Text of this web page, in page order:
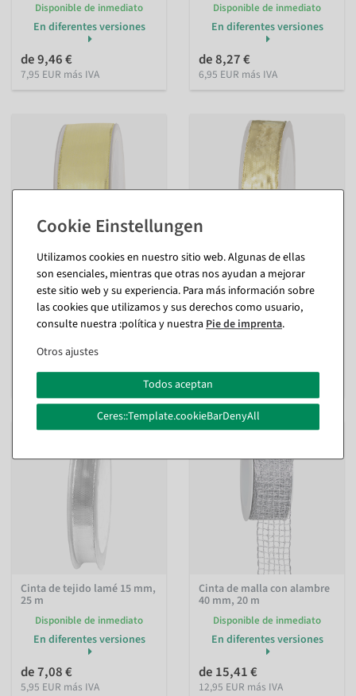
Disponible de inmediato
En diferentes versiones
de 9,46 €
7,95 EUR más IVA
Disponible de inmediato
En diferentes versiones
de 8,27 €
6,95 EUR más IVA
Cinta de tejido lamé 40 mm,
25 m
Disponible de inmediato
En diferentes versiones
Cinta de tejido lamé 25 mm,
25 m
Disponible de inmediato
En diferentes versiones
6,95 EUR más IVA
Cinta de tejido lamé 15 mm,
25 m
Disponible de inmediato
En diferentes versiones
de 7,08 €
5,95 EUR más IVA
Cinta de malla con alambre
40 mm, 20 m
Disponible de inmediato
En diferentes versiones
de 15,41 €
12,95 EUR más IVA
Utilizamos cookies en nuestro sitio web. Algunas de ellas
son esenciales, mientras que otras nos ayudan a mejorar
este sitio web y su experiencia. Para más información sobre
las cookies que utilizamos y sus derechos como usuario,
consulte nuestra :política y nuestra Pie de imprenta.
Otros ajustes
Todos aceptan
Ceres::Template.cookieBarDenyAll